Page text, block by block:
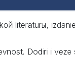
literaturы,
Dodiri i veze